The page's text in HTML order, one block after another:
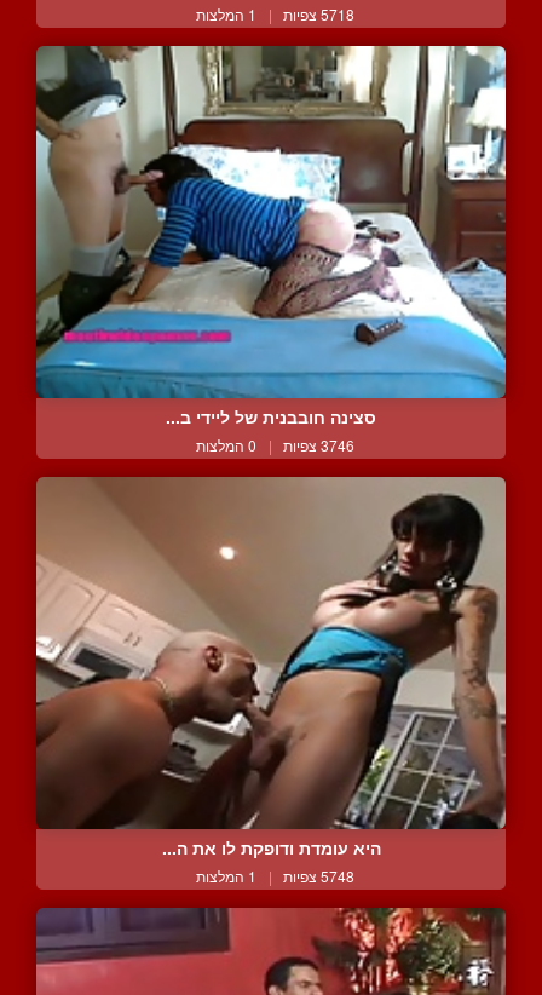
5718 צפיות | 1 המלצות
סצינה חובבנית של ליידי ב...
3746 צפיות | 0 המלצות
היא עומדת ודופקת לו את ה...
5748 צפיות | 1 המלצות